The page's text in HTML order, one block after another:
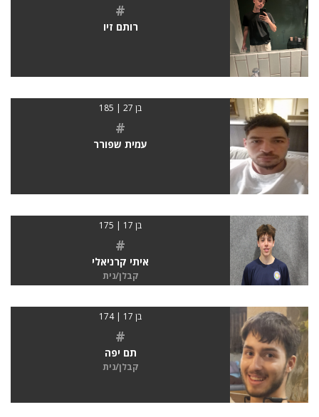
#
רותם זיו
בן 27 | 185
#
עמית שפורר
בן 17 | 175
#
איתי קרניאלי
קבלן/נית
בן 17 | 174
#
תם יפה
קבלן/נית